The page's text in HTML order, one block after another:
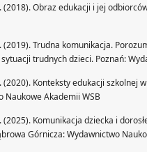
(2018). Obraz edukacji i jej
(2019). Trudna komunikacja.
trudnych dzieci. Poznań:
(2020). Konteksty edukacji
Naukowe Akademii WSB
(2025). Komunikacja dziecka i
Górnicza: Wydawnictwo